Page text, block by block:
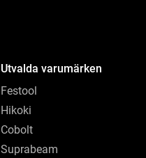
Utvalda varumärken
Festool
Hikoki
Cobolt
Suprabeam